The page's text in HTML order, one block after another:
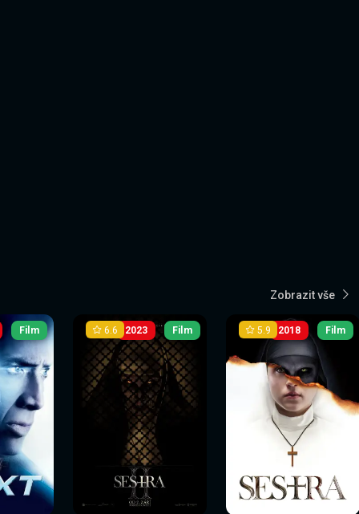
Zobrazit vše
Film 2023
Sledovat
nyní
6.6 Film
Sledovat nyní
2018
Sledovat
5.9 Film
Sledovat nyní